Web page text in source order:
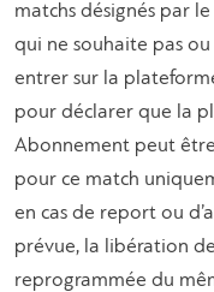
matchs désignés par
qui ne souhaite pas
entrer sur la
pour déclarer que la
Abonnement peut
pour ce match
en cas de report ou
prévue, la libération
reprogrammée du